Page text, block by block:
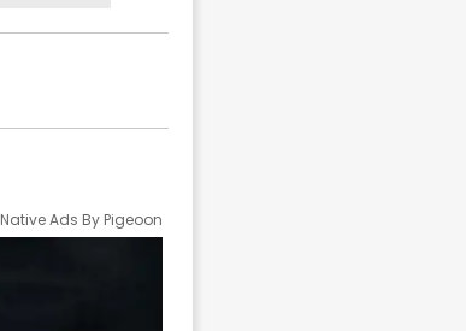
Native Ads By Pigeoon